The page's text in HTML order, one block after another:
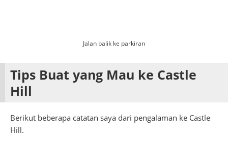
Jalan balik ke parkiran
Tips Buat yang Mau ke Castle
Hill
Berikut beberapa catatan saya dari pengalaman ke Castle
Hill.